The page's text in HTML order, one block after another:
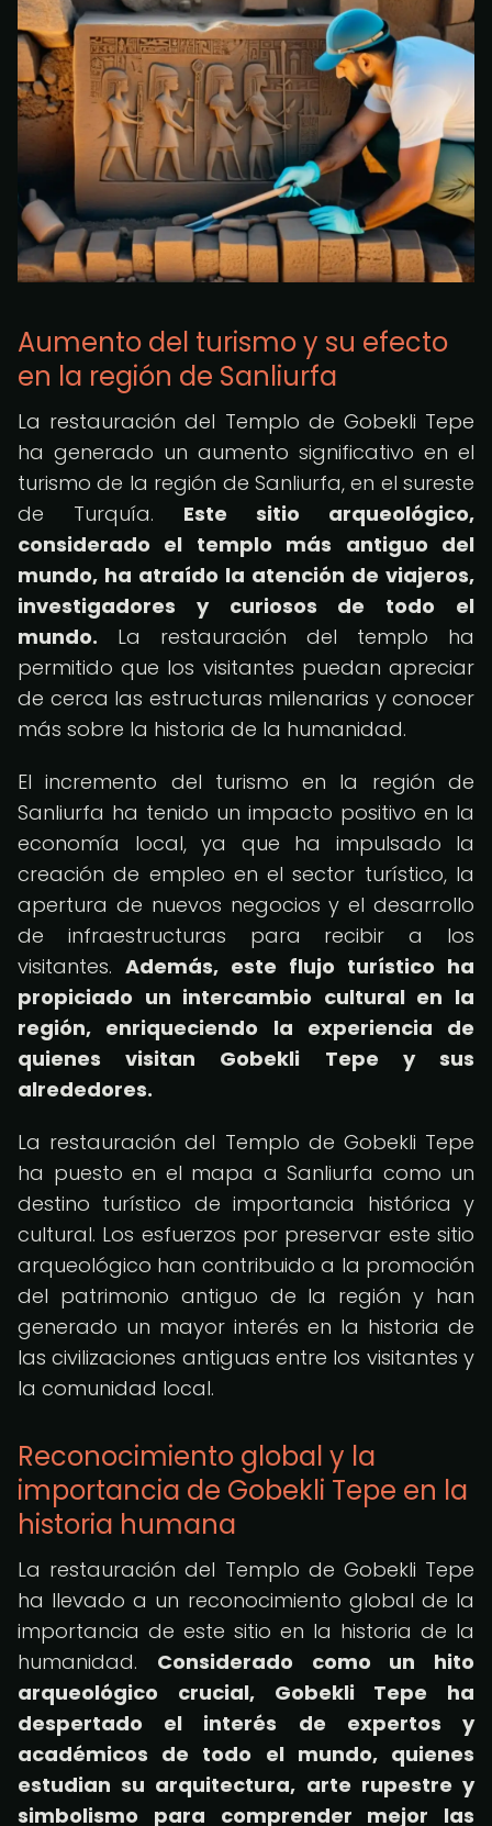
Aumento del turismo y su efecto
en la región de Sanliurfa
La restauración del Templo de Gobekli Tepe
ha generado un aumento significativo en el
turismo de la región de Sanliurfa, en el sureste
de Turquía. Este sitio arqueológico,
considerado el templo más antiguo del
mundo, ha atraído la atención de viajeros,
investigadores y curiosos de todo el
mundo. La restauración del templo ha
permitido que los visitantes puedan apreciar
de cerca las estructuras milenarias y conocer
más sobre la historia de la humanidad.
El incremento del turismo en la región de
Sanliurfa ha tenido un impacto positivo en la
economía local, ya que ha impulsado la
creación de empleo en el sector turístico, la
apertura de nuevos negocios y el desarrollo
de infraestructuras para recibir a los
visitantes. Además, este flujo turístico ha
propiciado un intercambio cultural en la
región, enriqueciendo la experiencia de
quienes visitan Gobekli Tepe y sus
alrededores.
La restauración del Templo de Gobekli Tepe
ha puesto en el mapa a Sanliurfa como un
destino turístico de importancia histórica y
cultural. Los esfuerzos por preservar este sitio
arqueológico han contribuido a la promoción
del patrimonio antiguo de la región y han
generado un mayor interés en la historia de
las civilizaciones antiguas entre los visitantes y
la comunidad local.
Reconocimiento global y la
importancia de Gobekli Tepe en la
historia humana
La restauración del Templo de Gobekli Tepe
ha llevado a un reconocimiento global de la
importancia de este sitio en la historia de la
humanidad. Considerado como un hito
arqueológico crucial, Gobekli Tepe ha
despertado el interés de expertos y
académicos de todo el mundo, quienes
estudian su arquitectura, arte rupestre y
simbolismo para comprender mejor las